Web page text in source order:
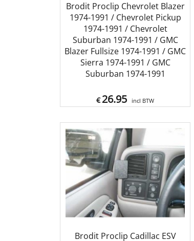
Brodit Proclip Chevrolet Blazer
1974-1991 / Chevrolet Pickup
1974-1991 / Chevrolet
Suburban 1974-1991 / GMC
Blazer Fullsize 1974-1991 / GMC
Sierra 1974-1991 / GMC
Suburban 1974-1991
€ 26.95 incl BTW
Brodit Proclip Cadillac ESV